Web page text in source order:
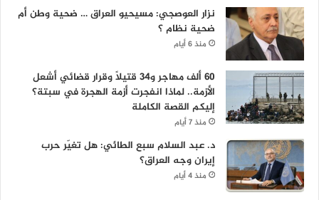
نزار العوصجي: مسيحيو العراق … ضحية وطن أم
ضحية نظام ؟
منذ 6 أيام
60 ألف مهاجر و34 قتيلاً وقرار قضائي أشعل
الأزمة.. لماذا انفجرت أزمة الهجرة في سبتة؟
إليكم القصة الكاملة
منذ 7 أيام
د. عبد السلام سبع الطائي: هل تغيّر حرب
إيران وجه العراق؟
منذ 4 أيام